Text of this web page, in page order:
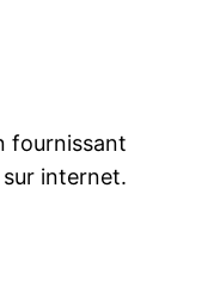
fournissant
internet.